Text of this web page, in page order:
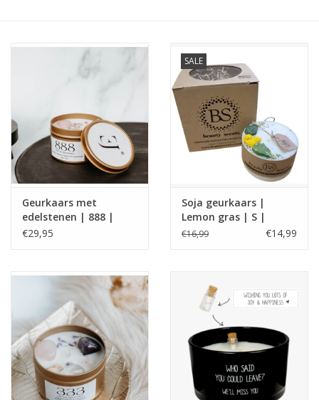
Relatiegeschenken & Bedankjes
Sale
Merken
Geurkaars met
edelstenen | 888 |
Manifest Candle |
€29,95
SALE
Soja geurkaars |
Lemon gras | S |
Beauty Scents
€16,99 €14,99